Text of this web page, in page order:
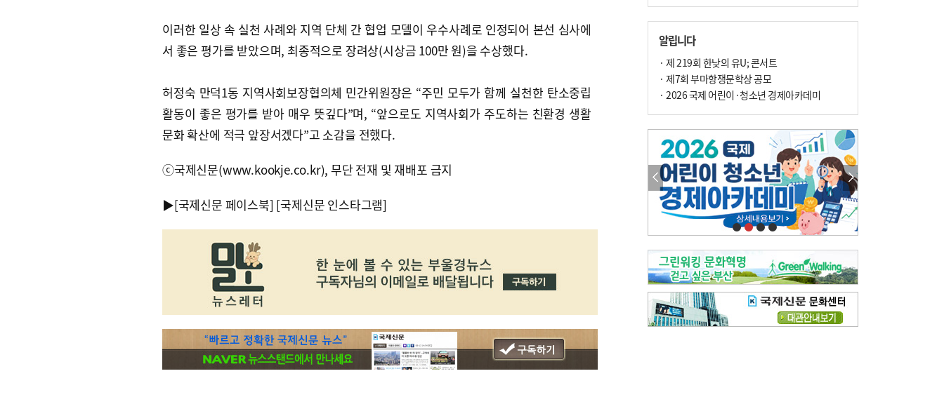
이러한 일상 속 실천 사례와 지역 단체 간 협업 모델이 우수사례로 인정되어 본선 심사에
서 좋은 평가를 받았으며, 최종적으로 장려상(시상금 100만 원)을 수상했다.
허정숙 만덕1동 지역사회보장협의체 민간위원장은 “주민 모두가 함께 실천한 탄소중립
활동이 좋은 평가를 받아 매우 뜻깊다”며, “앞으로도 지역사회가 주도하는 친환경 생활
문화 확산에 적극 앞장서겠다”고 소감을 전했다.
ⓒ국제신문(www.kookje.co.kr), 무단 전재 및 재배포 금지
▶[국제신문 페이스북] [국제신문 인스타그램]
전닉스 ETF 이후 발생"
알립니다
· 제 219회 한낮의 유U; 콘서트
· 제7회 부마항쟁문학상 공모
· 2026 국제 어린이·청소년 경제아카데미